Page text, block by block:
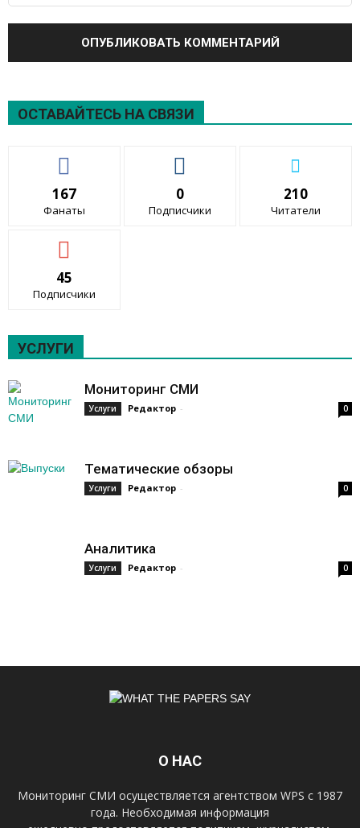
ОСТАВАЙТЕСЬ НА СВЯЗИ
167
Фанаты
0
Подписчики
210
Читатели
45
Подписчики
УСЛУГИ
Мониторинг СМИ
Услуги Редактор - 0
Тематические обзоры
Услуги Редактор - 0
Аналитика
Услуги Редактор - 0
О НАС
Мониторинг СМИ осуществляется агентством WPS с 1987
года. Необходимая информация